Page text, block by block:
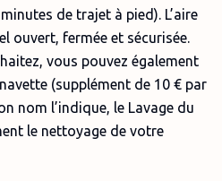
de trajet à pied). L’aire
ouvert, fermée et sécurisée.
vous pouvez également
(supplément de 10 € par
nom l’indique, le Lavage du
le nettoyage de votre